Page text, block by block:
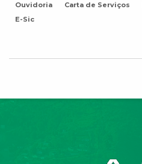
Ouvidoria Carta de Serviços
E-Sic